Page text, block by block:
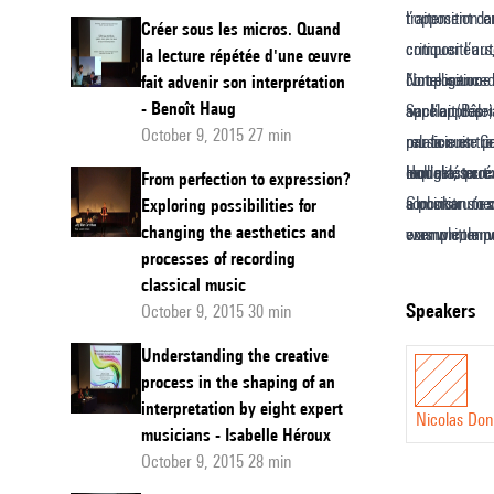
Créer sous les micros. Quand
la lecture répétée d'une œuvre
fait advenir son interprétation
- Benoît Haug
October 9, 2015 27 min
From perfection to expression?
Exploring possibilities for
changing the aesthetics and
processes of recording
classical music
October 9, 2015 30 min
Understanding the creative
process in the shaping of an
interpretation by eight expert
musicians - Isabelle Héroux
October 9, 2015 28 min
Heinz
Holliger
dans
genèse
de
la
Luciano
Berio
(FR)
traitement
composition
appelait des
par la suite
can master
a position to
was written
l’opposition
critiquer
sur
relation
lequel le
Notre
Sacher
musiciens.
modalités
son
exemple, le
attention.
a donc «
de chaque
créateur
Holliger, tout
Globokar
connu
l’autre, ou
speakers
Nicolas